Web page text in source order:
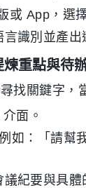
或 App，選
識別並產出
重點與待
找關鍵字，
介面。
如：「請幫
紀要與具體